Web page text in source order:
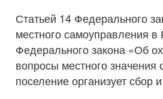
Статьей 14 Федерального
местного самоуправления
Федерального закона «Об
вопросы местного значения
поселение организует